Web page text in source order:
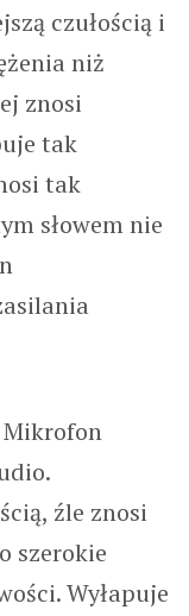
czułością i
niż
znosi
tak
tak
słowem nie
Mikrofon
źle znosi
szerokie
Wyłapuje